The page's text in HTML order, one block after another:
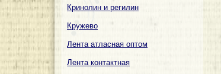
Кринолин и регилин
Кружево
Лента атласная оптом
Лента контактная